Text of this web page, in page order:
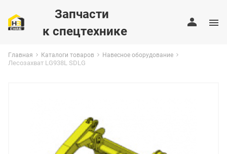
Запчасти
к спецтехнике
Главная Каталоги товаров Навесное оборудование
Лесозахват LG938L SDLG